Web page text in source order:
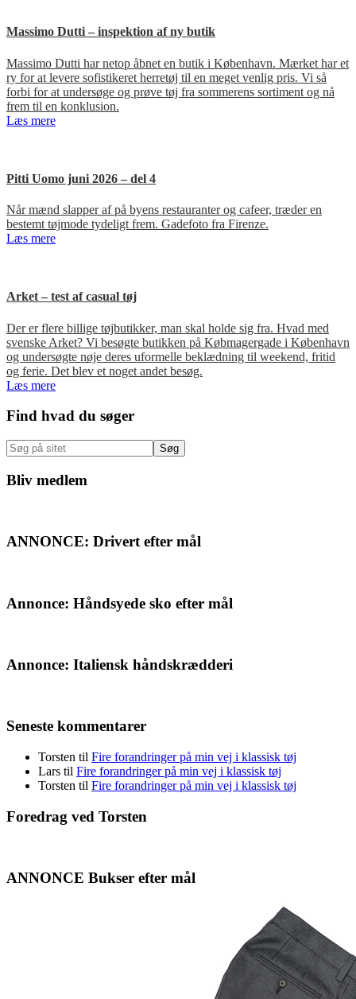
Massimo Dutti – inspektion af ny butik
Massimo Dutti har netop åbnet en butik i København. Mærket har et
ry for at levere sofistikeret herretøj til en meget venlig pris. Vi så
forbi for at undersøge og prøve tøj fra sommerens sortiment og nå
frem til en konklusion.
Læs mere
Pitti Uomo juni 2026 – del 4
Når mænd slapper af på byens restauranter og cafeer, træder en
bestemt tøjmode tydeligt frem. Gadefoto fra Firenze.
Læs mere
Arket – test af casual tøj
Der er flere billige tøjbutikker, man skal holde sig fra. Hvad med
svenske Arket? Vi besøgte butikken på Købmagergade i København
og undersøgte nøje deres uformelle beklædning til weekend, fritid
og ferie. Det blev et noget andet besøg.
Læs mere
Primær
Sidebar
Find hvad du søger
Søg
på
sitet
Bliv medlem
ANNONCE: Drivert efter mål
Annonce: Håndsyede sko efter mål
Annonce: Italiensk håndskrædderi
Seneste kommentarer
Torsten til Fire forandringer på min vej i klassisk tøj
Lars til Fire forandringer på min vej i klassisk tøj
Torsten til Fire forandringer på min vej i klassisk tøj
Foredrag ved Torsten
ANNONCE Bukser efter mål